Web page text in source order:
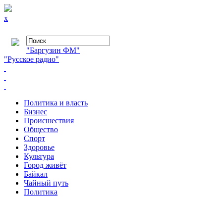
x
"Баргузин ФМ"
"Русское радио"
Политика и власть
Бизнес
Происшествия
Общество
Cпорт
Здоровье
Культура
Город живёт
Байкал
Чайный путь
Политика